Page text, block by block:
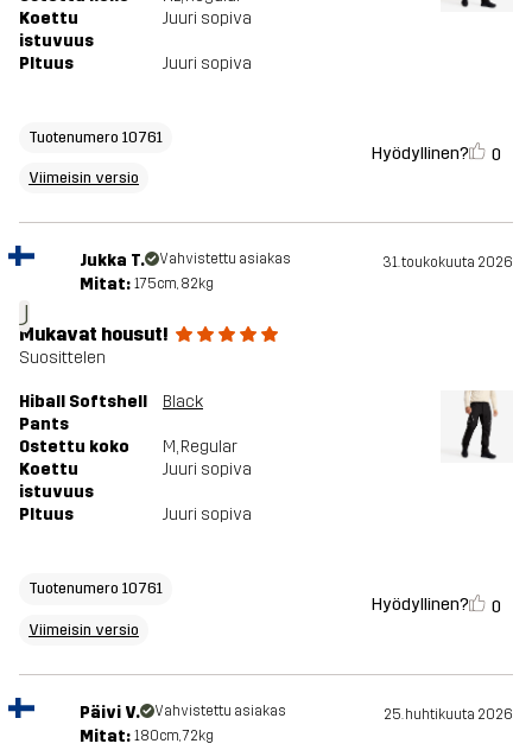
Koettu
istuvuus
Juuri sopiva
PItuus Juuri sopiva
Tuotenumero 10761
Viimeisin versio
Hyödyllinen? 0
J
Jukka T. Vahvistettu asiakas 31. toukokuuta 2026
Mitat: 175cm, 82kg
Mukavat housut!
Suosittelen
Hiball Softshell
Pants
Black
Ostettu koko M, Regular
Koettu
istuvuus
Juuri sopiva
PItuus Juuri sopiva
Tuotenumero 10761
Viimeisin versio
Hyödyllinen? 0
Päivi V. Vahvistettu asiakas 25. huhtikuuta 2026
Mitat: 180cm, 72kg